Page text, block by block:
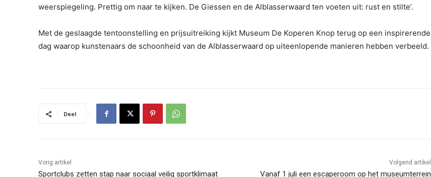
weerspiegeling. Prettig om naar te kijken. De Giessen en de Alblasserwaard ten voeten uit: rust en stilte’.
Met de geslaagde tentoonstelling en prijsuitreiking kijkt Museum De Koperen Knop terug op een inspirerende
dag waarop kunstenaars de schoonheid van de Alblasserwaard op uiteenlopende manieren hebben verbeeld.
Deel
Vorig artikel
Sportclubs zetten stap naar sociaal veilig sportklimaat
Volgend artikel
Vanaf 1 juli een escaperoom op het museumterrein